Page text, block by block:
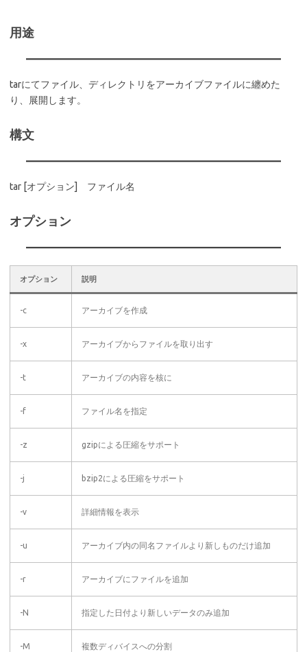
用途
tarにてファイル、ディレクトリをアーカイブファイルに纏めた
り、展開します。
構文
tar [オプション] ファイル名
オプション
オプション 説明
-c アーカイブを作成
-x アーカイブからファイルを取り出す
-t アーカイブの内容を核に
-f ファイル名を指定
-z gzipによる圧縮をサポート
-j bzip2による圧縮をサポート
-v 詳細情報を表示
-u アーカイブ内の同名ファイルより新しものだけ追加
-r アーカイブにファイルを追加
-N 指定した日付より新しいデータのみ追加
-M 複数ディバイスへの分割